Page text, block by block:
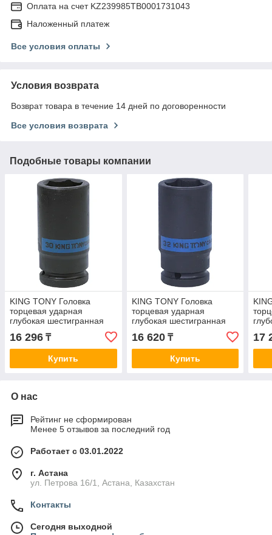
Оплата на счет KZ239985TB0001731043
Наложенный платеж
Все условия оплаты
Условия возврата
Возврат товара в течение 14 дней по договоренности
Все условия возврата
Подобные товары компании
KING TONY Головка
торцевая ударная
глубокая шестигранная
643530M
16 296 ₸
Купить
KING TONY Головка
торцевая ударная
глубокая шестигранная
643532M
16 620₸
Купить
17
О нас
Рейтинг не сформирован
Менее 5 отзывов за последний год
Работает с 03.01.2022
г. Астана
ул. Петрова 16/1, Астана, Казахстан
Контакты
Сегодня выходной